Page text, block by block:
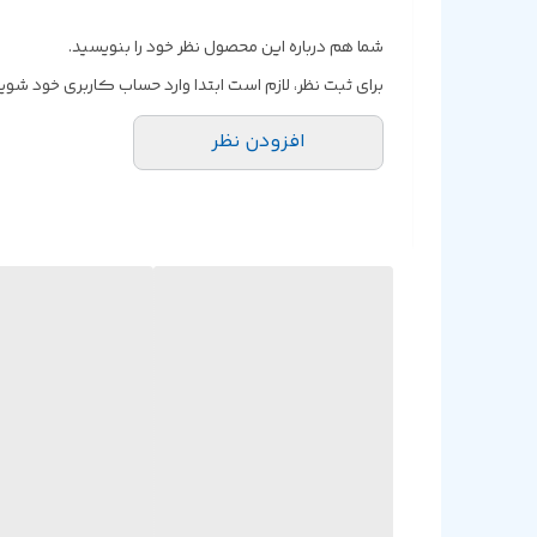
شما هم درباره این محصول نظر خود را بنویسید.
برای ثبت نظر، لازم است ابتدا وارد حساب کاربری خود
افزودن نظر